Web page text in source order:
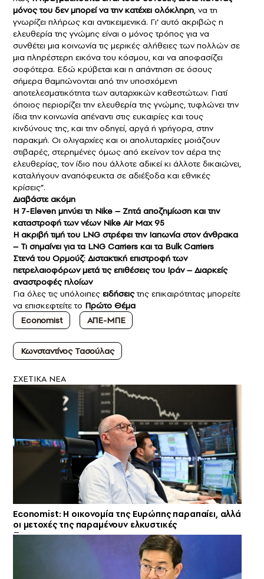
μόνος του δεν μπορεί να την κατέχει ολόκληρη, να τη
γνωρίζει πλήρως και αντικειμενικά. Γι’ αυτό ακριβώς η
ελευθερία της γνώμης είναι ο μόνος τρόπος για να
συνθέτει μια κοινωνία τις μερικές αλήθειες των πολλών σε
μια πληρέστερη εικόνα του κόσμου, και να αποφασίζει
σοφότερα. Εδώ κρύβεται και η απάντηση σε όσους
σήμερα θαμπώνονται από την υποσχόμενη
αποτελεσματικότητα των αυταρχικών καθεστώτων. Γιατί
όποιος περιορίζει την ελευθερία της γνώμης, τυφλώνει την
ίδια την κοινωνία απέναντι στις ευκαιρίες και τους
κινδύνους της, και την οδηγεί, αργά ή γρήγορα, στην
παρακμή. Οι ολιγαρχίες και οι απολυταρχίες μοιάζουν
στιβαρές, στερημένες όμως από εκείνον τον αέρα της
ελευθερίας, τον ίδιο που άλλοτε αδικεί κι άλλοτε δικαιώνει,
καταλήγουν αναπόφευκτα σε αδιέξοδα και εθνικές
κρίσεις”.
Διαβάστε ακόμη
Η 7-Eleven μηνύει τη Nike – Ζητά αποζημίωση και την
καταστροφή των νέων Nike Air Max 95
Η ακριβή τιμή του LNG στρέφει την Ιαπωνία στον άνθρακα
– Τι σημαίνει για τα LNG Carriers και τα Bulk Carriers
Στενά του Ορμούζ: Διστακτική επιστροφή των
πετρελαιοφόρων μετά τις επιθέσεις του Ιράν – Διαρκείς
αναστροφές πλοίων
Για όλες τις υπόλοιπες ειδήσειςτης επικαιρότητας μπορείτε
να επισκεφτείτε το Πρώτο Θέμα
Economist
ΑΠΕ-ΜΠΕ
Κωνσταντίνος Τασούλας
ΣXETIKA NEA
Economist: Η οικονομία της Ευρώπης παραπαίει, αλλά
οι μετοχές της παραμένουν ελκυστικές